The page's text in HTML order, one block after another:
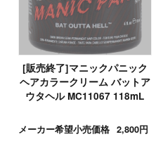
[販売終了]マニックパニック
ヘアカラークリーム バットア
ウタヘル MC11067 118mL
メーカー希望小売価格 2,800円